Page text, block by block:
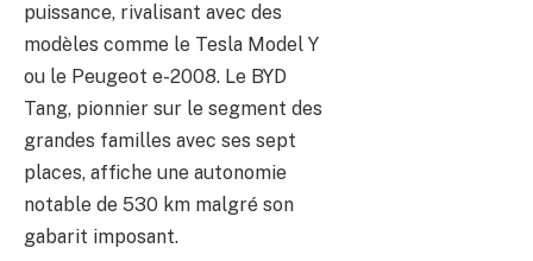
puissance, rivalisant avec des
modèles comme le Tesla Model Y
ou le Peugeot e-2008. Le BYD
Tang, pionnier sur le segment des
grandes familles avec ses sept
places, affiche une autonomie
notable de 530 km malgré son
gabarit imposant.